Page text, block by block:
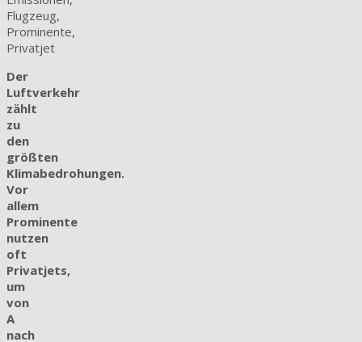
Der
Luftverkehr
zählt
zu
den
größten
Klimabedrohungen.
Vor
allem
Prominente
nutzen
oft
Privatjets,
um
von
A
nach